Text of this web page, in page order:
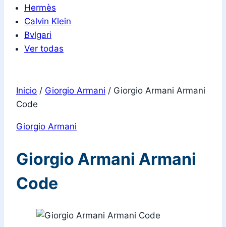
Hermès
Calvin Klein
Bvlgari
Ver todas
Inicio / Giorgio Armani / Giorgio Armani Armani
Code
Giorgio Armani
Giorgio Armani Armani
Code